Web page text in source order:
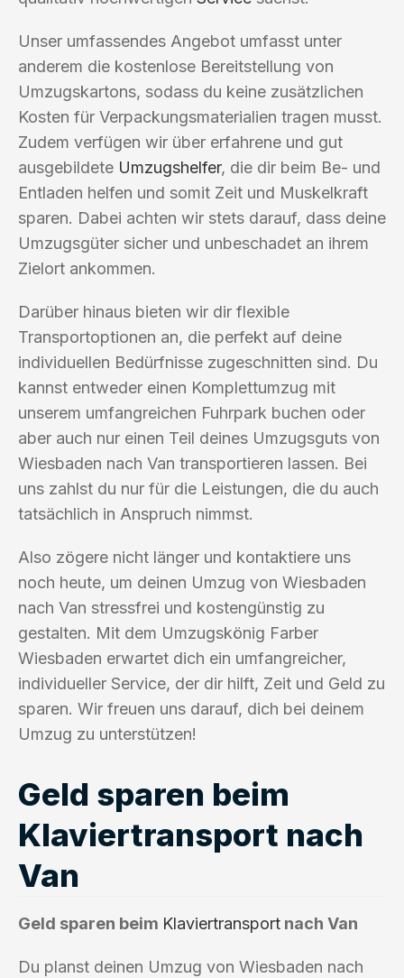
Unser umfassendes Angebot umfasst unter
anderem die kostenlose Bereitstellung von
Umzugskartons, sodass du keine zusätzlichen
Kosten für Verpackungsmaterialien tragen musst.
Zudem verfügen wir über erfahrene und gut
ausgebildete Umzugshelfer, die dir beim Be- und
Entladen helfen und somit Zeit und Muskelkraft
sparen. Dabei achten wir stets darauf, dass deine
Umzugsgüter sicher und unbeschadet an ihrem
Zielort ankommen.
Darüber hinaus bieten wir dir flexible
Transportoptionen an, die perfekt auf deine
individuellen Bedürfnisse zugeschnitten sind. Du
kannst entweder einen Komplettumzug mit
unserem umfangreichen Fuhrpark buchen oder
aber auch nur einen Teil deines Umzugsguts von
Wiesbaden nach Van transportieren lassen. Bei
uns zahlst du nur für die Leistungen, die du auch
tatsächlich in Anspruch nimmst.
Also zögere nicht länger und kontaktiere uns
noch heute, um deinen Umzug von Wiesbaden
nach Van stressfrei und kostengünstig zu
gestalten. Mit dem Umzugskönig Farber
Wiesbaden erwartet dich ein umfangreicher,
individueller Service, der dir hilft, Zeit und Geld zu
sparen. Wir freuen uns darauf, dich bei deinem
Umzug zu unterstützen!
Geld sparen beim
Klaviertransport nach
Van
Geld sparen beim Klaviertransport nach Van
Du planst deinen Umzug von Wiesbaden nach